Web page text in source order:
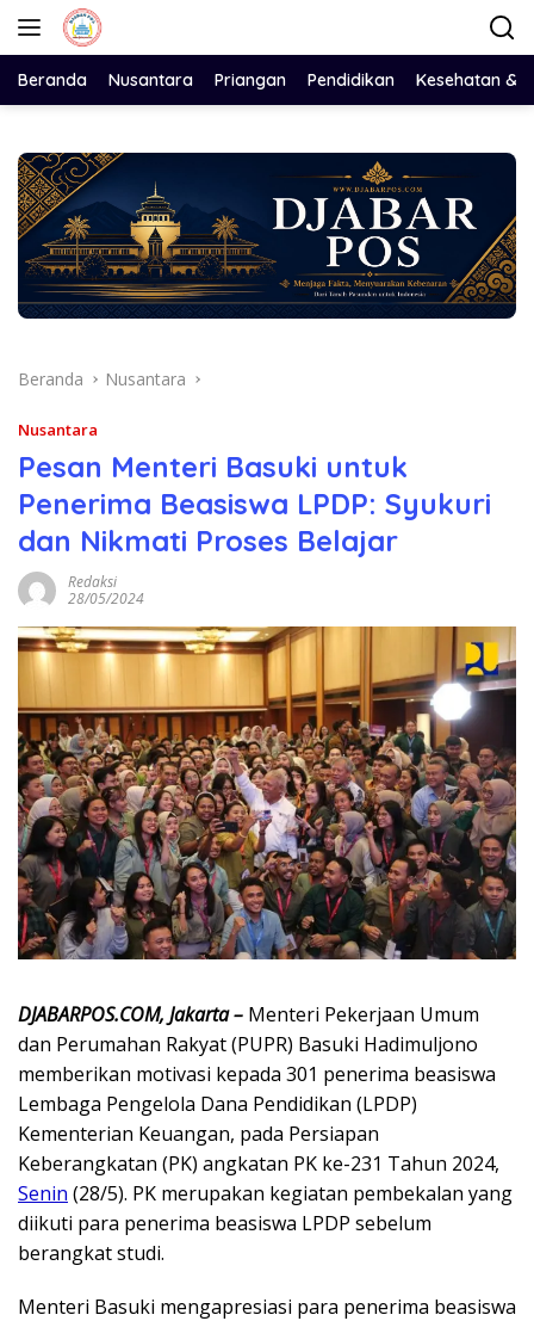
Langsung
Beranda Nusantara Priangan Pendidikan Kesehatan &
Beranda Nusantara
Nusantara
Pesan Menteri Basuki untuk
Penerima Beasiswa LPDP: Syukuri
dan Nikmati Proses Belajar
Redaksi
28/05/2024
DJABARPOS.COM, Jakarta – Menteri Pekerjaan Umum
dan Perumahan Rakyat (PUPR) Basuki Hadimuljono
memberikan motivasi kepada 301 penerima beasiswa
Lembaga Pengelola Dana Pendidikan (LPDP)
Kementerian Keuangan, pada Persiapan
Keberangkatan (PK) angkatan PK ke-231 Tahun 2024,
Senin (28/5). PK merupakan kegiatan pembekalan yang
diikuti para penerima beasiswa LPDP sebelum
berangkat studi.
Menteri Basuki mengapresiasi para penerima beasiswa